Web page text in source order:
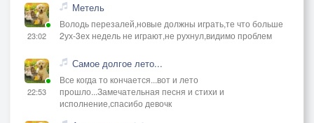
23:02
Метель
Володь перезалей,новые должны играть,те что больше
2ух-3ех недель не играют,не рухнул,видимо проблем
22:53
Самое долгое лето...
Все когда то кончается...вот и лето
прошло...Замечательная песня и стихи и
исполнение,спасибо девочк